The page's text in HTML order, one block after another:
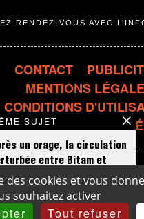
SUJET
un orage, la circulation
entre Bitam et
Kyè
RENDEZ-VOUS AVEC
CONTACT
MENTIONS
CONDITIONS
LIGNE
Binto Media- Site conçu et réalisé
des cookies et vous
souhaitez activer
Tout refuser